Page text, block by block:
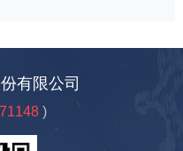
有限公司
)